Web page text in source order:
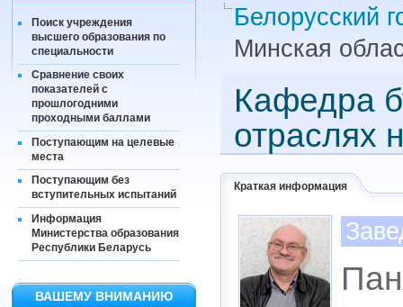
Поиск учреждения
высшего образования по
специальности
Сравнение своих
показателей с
прошлогодними
проходными баллами
Поступающим на целевые
места
Поступающим без
вступительных испытаний
Информация
Министерства образования
Республики Беларусь
ВАШЕМУ ВНИМАНИЮ
Белорусский
Минская
Кафедра
отраслях
Краткая информация